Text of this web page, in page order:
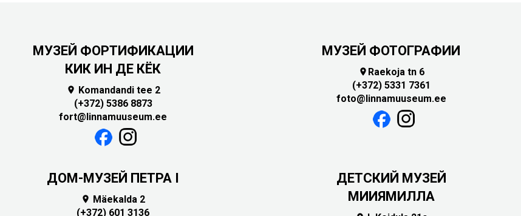
МУЗЕЙ ФОРТИФИКАЦИИ
КИК ИН ДЕ КЁК
 Komandandi tee 2
(+372) 5386 8873
fort@linnamuuseum.ee
МУЗЕЙ ФОТОГРАФИИ
 Raekoja tn 6
(+372) 5331 7361
foto@linnamuuseum.ee
ДОМ-МУЗЕЙ ПЕТРА I
 Mäekalda 2
(+372) 601 3136
ДЕТСКИЙ МУЗЕЙ
МИИЯМИЛЛА